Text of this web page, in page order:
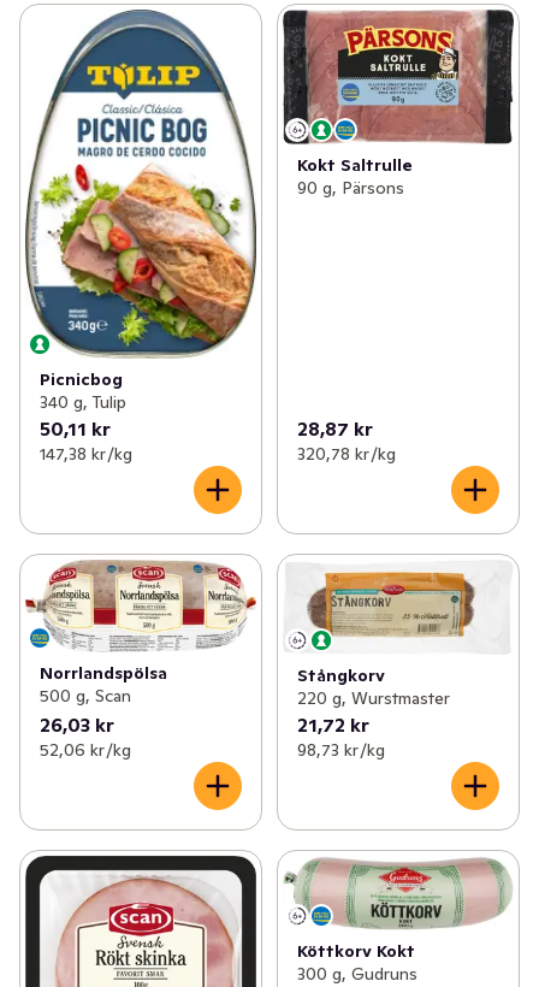
Picnicbog
340 g, Tulip
50,11 kr
147,38 kr /kg
Kokt Saltrulle
90 g, Pärsons
28,87 kr
320,78 kr /kg
Norrlandspölsa
500 g, Scan
26,03 kr
52,06 kr /kg
Stångkorv
220 g, Wurstmaster
21,72 kr
98,73 kr /kg
Köttkorv Kokt
300 g, Gudruns